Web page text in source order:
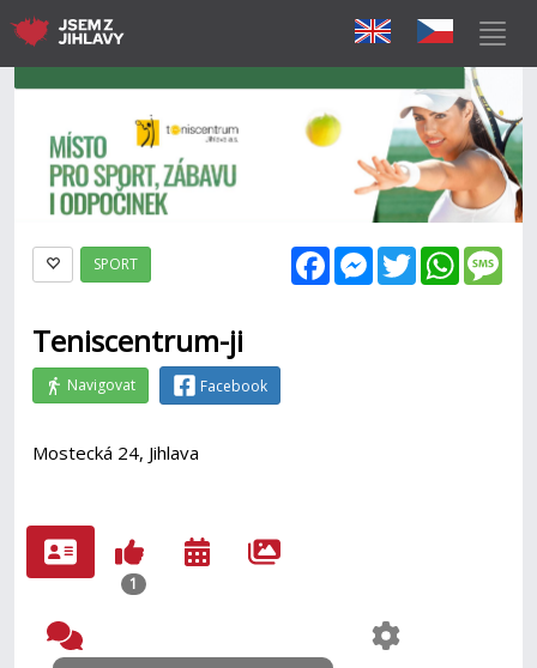
FacebookMessenger
Twitter
SPORT
Teniscentrum-ji
Navigovat Facebook
Mostecká 24, Jihlava
1